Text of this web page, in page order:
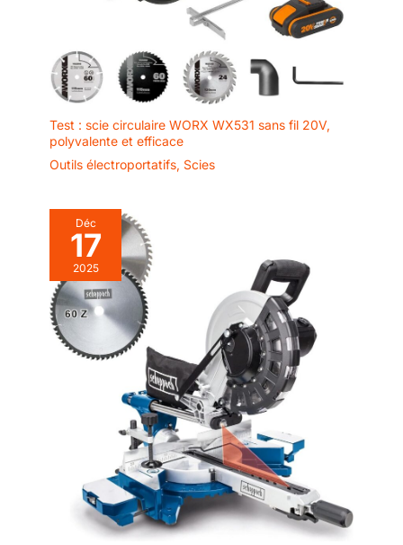
Test : scie circulaire WORX WX531 sans fil 20V,
polyvalente et efficace
Outils électroportatifs, Scies
Déc
17
2025